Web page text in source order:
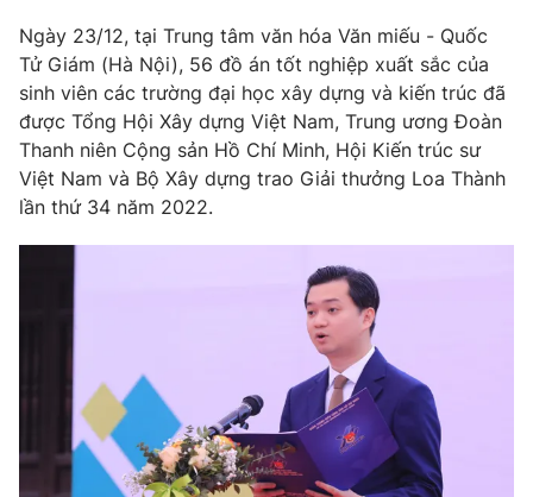
Câu chuyện quốc tế
Thị trường
Góc doanh nghiệp
Dữ liệu và đời sống
Truyền hình
Phim VTV
Hậu trường
Nhân vật
Giải trí
Điện ảnh
Chất lượng cuộc sống
Học trực tuyến
Hitech Công nghệ tương lai
Sản phẩm
Giao lưu trực tuyến
Ngày 23/12, tại Trung tâm văn hóa Văn miếu - Quốc
Tử Giám (Hà Nội), 56 đồ án tốt nghiệp xuất sắc của
sinh viên các trường đại học xây dựng và kiến trúc đã
được Tổng Hội Xây dựng Việt Nam, Trung ương Đoàn
Thanh niên Cộng sản Hồ Chí Minh, Hội Kiến trúc sư
Việt Nam và Bộ Xây dựng trao Giải thưởng Loa Thành
lần thứ 34 năm 2022.